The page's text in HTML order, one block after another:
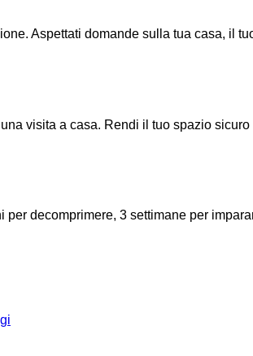
Aspettati domande sulla tua casa, il
visita a casa. Rendi il tuo spazio
per decomprimere, 3 settimane per